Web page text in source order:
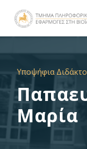
Υποψήφια
Μαρία